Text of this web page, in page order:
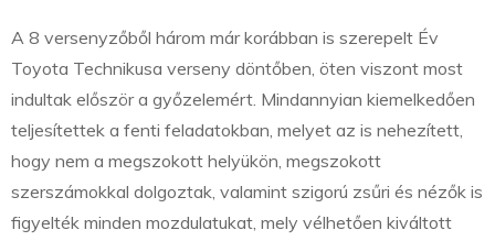
A 8 versenyzőből három már korábban is szerepelt Év
Toyota Technikusa verseny döntőben, öten viszont most
indultak először a győzelemért. Mindannyian kiemelkedően
teljesítettek a fenti feladatokban, melyet az is nehezített,
hogy nem a megszokott helyükön, megszokott
szerszámokkal dolgoztak, valamint szigorú zsűri és nézők is
figyelték minden mozdulatukat, mely vélhetően kiváltott